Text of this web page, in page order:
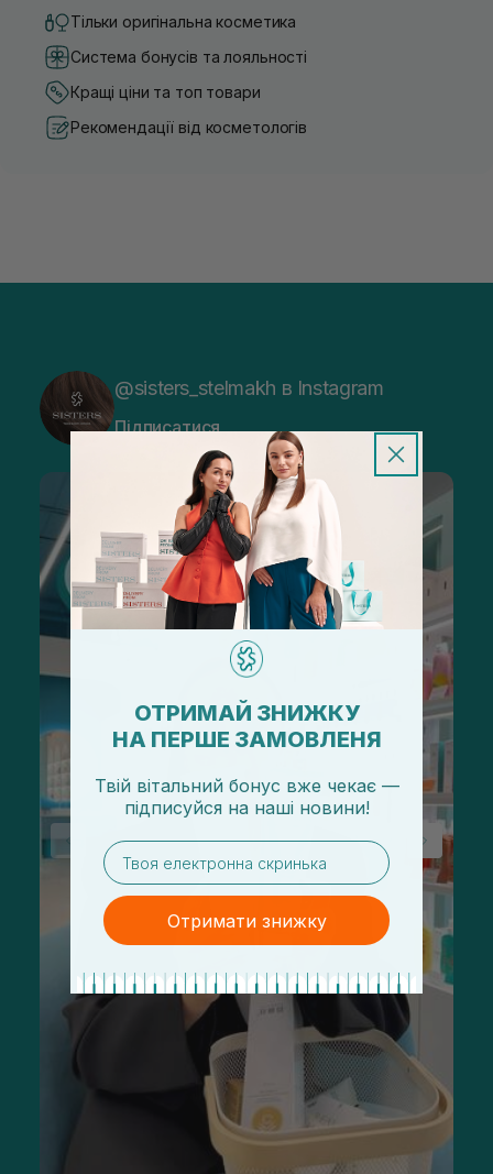
Тільки оригінальна косметика
Система бонусів та лояльності
Кращі ціни та топ товари
Рекомендації від косметологів
@sisters_stelmakh в Instagram
Підписатися
ОТРИМАЙ ЗНИЖКУ
НА ПЕРШЕ ЗАМОВЛЕНЯ
Твій вітальний бонус вже чекає —
підписуйся на наші новини!
email
Отримати знижку